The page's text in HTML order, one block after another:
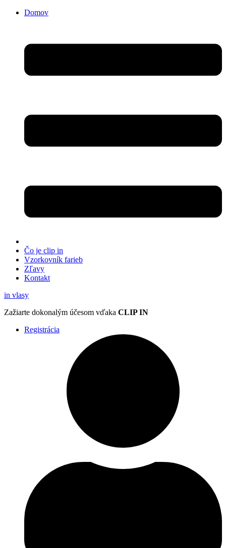
Domov
Čo je clip in
Vzorkovník farieb
Zľavy
Kontakt
in vlasy
Zažiarte dokonalým účesom vďaka CLIP IN
Registrácia